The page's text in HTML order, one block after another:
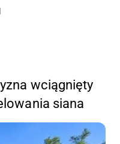
wciągnięty
siana